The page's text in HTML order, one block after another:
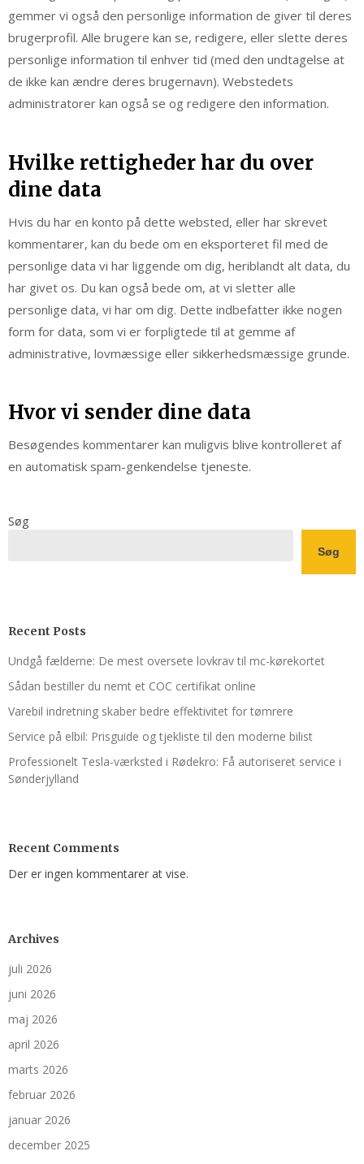
gemmer vi også den personlige information de giver til deres
brugerprofil. Alle brugere kan se, redigere, eller slette deres
personlige information til enhver tid (med den undtagelse at
de ikke kan ændre deres brugernavn). Webstedets
administratorer kan også se og redigere den information.
Hvilke rettigheder har du over
dine data
Hvis du har en konto på dette websted, eller har skrevet
kommentarer, kan du bede om en eksporteret fil med de
personlige data vi har liggende om dig, heriblandt alt data, du
har givet os. Du kan også bede om, at vi sletter alle
personlige data, vi har om dig. Dette indbefatter ikke nogen
form for data, som vi er forpligtede til at gemme af
administrative, lovmæssige eller sikkerhedsmæssige grunde.
Hvor vi sender dine data
Besøgendes kommentarer kan muligvis blive kontrolleret af
en automatisk spam-genkendelse tjeneste.
Søg
Søg
Recent Posts
Undgå fælderne: De mest oversete lovkrav til mc-kørekortet
Sådan bestiller du nemt et COC certifikat online
Varebil indretning skaber bedre effektivitet for tømrere
Service på elbil: Prisguide og tjekliste til den moderne bilist
Professionelt Tesla-værksted i Rødekro: Få autoriseret service i
Sønderjylland
Recent Comments
Der er ingen kommentarer at vise.
Archives
juli 2026
juni 2026
maj 2026
april 2026
marts 2026
februar 2026
januar 2026
december 2025